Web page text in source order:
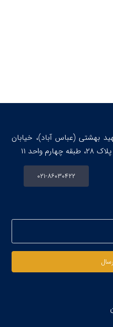
یک دادگستری و مشاور
قبول و پیگیری پرونده
بهشتی (عباس آباد)، خیابان
واحد ۱۱
۰۲۱-۸۶۰۳۰۴۲۲